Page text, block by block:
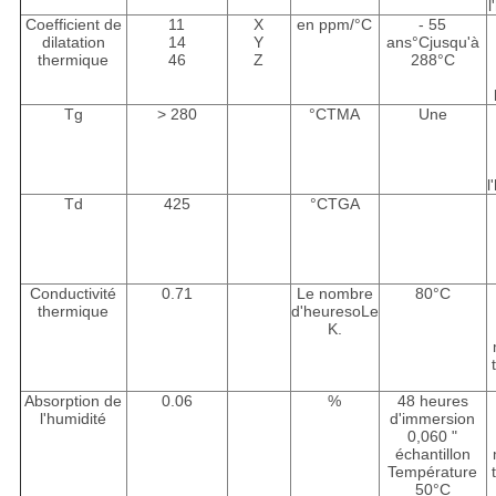
Coefficient de
dilatation
thermique
11
14
46
X
Y
Z
en ppm/°C
- 55
ans°Cjusqu'à
288°C
Tg
> 280 °CTMA Une
Td
425 °CTGA
Conductivité
thermique
0.71
Le nombre
d'heuresoLe
K.
80°C
Absorption de
l'humidité
0.06 %
48 heures
d'immersion
0,060 "
échantillon
Température
50°C